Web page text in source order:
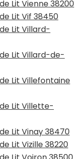
Lit Vienne 38200
Lit Vif 38450
Lit Villard-
Lit Villard-de-
Lit Villefontaine
Lit Villette-
Lit Vinay 38470
Lit Vizille 38220